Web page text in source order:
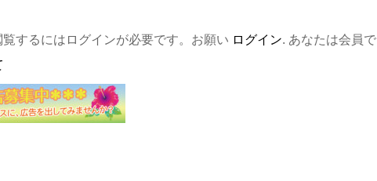
するにはログインが必要です。お願い ログイン. あなたは会員で